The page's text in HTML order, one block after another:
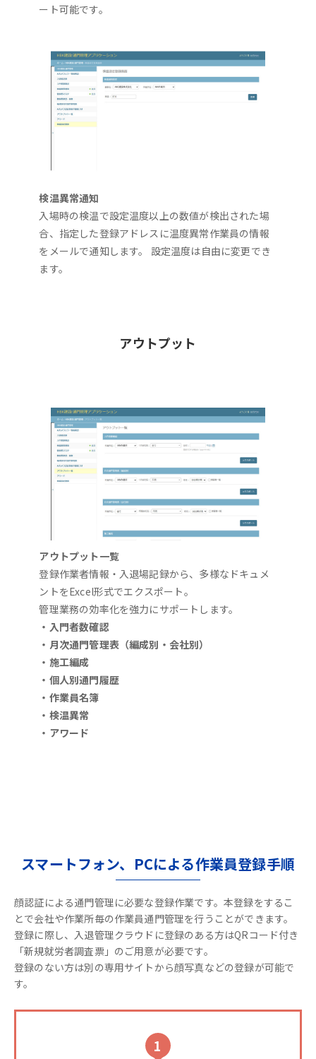
ート可能です。
検温異常通知
入場時の検温で設定温度以上の数値が検出された場
合、指定した登録アドレスに温度異常作業員の情報
をメールで通知します。 設定温度は自由に変更でき
ます。
アウトプット
アウトプット一覧
登録作業者情報・入退場記録から、多様なドキュメ
ントをExcel形式でエクスポート。
管理業務の効率化を強力にサポートします。
・入門者数確認
・月次通門管理表（編成別・会社別）
・施工編成
・個人別通門履歴
・作業員名簿
・検温異常
・アワード
スマートフォン、PCによる作業員登録手順
顔認証による通門管理に必要な登録作業です。本登録をするこ
とで会社や作業所毎の作業員通門管理を行うことができます。
登録に際し、入退管理クラウドに登録のある方はQRコード付き
「新規就労者調査票」のご用意が必要です。
登録のない方は別の専用サイトから顔写真などの登録が可能で
す。
1